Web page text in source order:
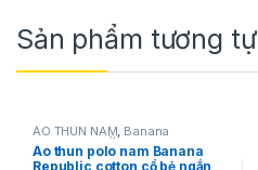
Sản phẩm tương tự
ÁO THUN NAM, Banana
Republic THỜI TRANG NAM
Áo thun polo nam Banana
Republic cotton cổ bẻ ngắn